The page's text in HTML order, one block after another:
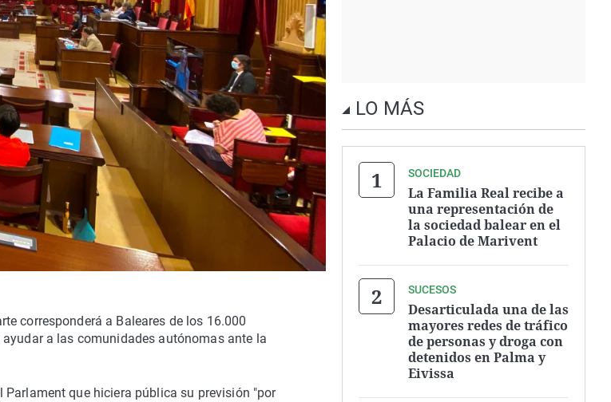
corresponderá a Baleares de los 16.000
a las comunidades autónomas ante la
Parlament que hiciera pública su previsión "por
LO MÁS
SOCIEDAD
La Familia Real recibe a
una representación de
la sociedad balear en el
Palacio de Marivent
SUCESOS
Desarticulada una de las
mayores redes de tráfico
de personas y droga con
detenidos en Palma y
Eivissa